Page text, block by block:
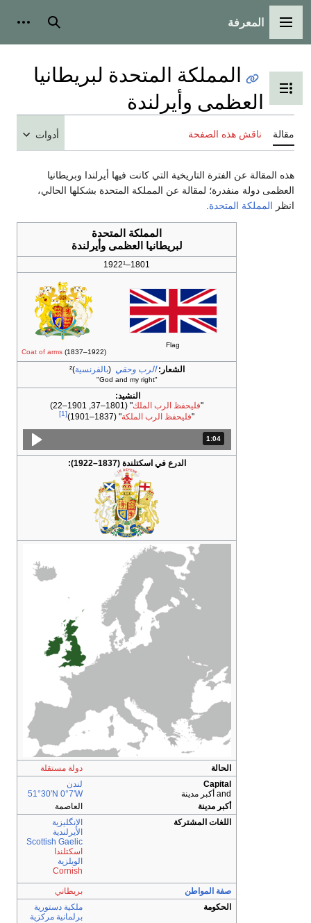
القائمة الرئيسية
المعرفة بحث
تبديل عرض جدول المحتويات
المملكة المتحدة لبريطانيا
العظمى وأيرلندة
مقالة ناقش هذه الصفحة أدوات
هذه المقالة عن الفترة التاريخية التي كانت فيها أيرلندا وبريطانيا
العظمى دولة منفدرة؛ لمقالة عن المملكة المتحدة بشكلها الحالي،
انظر المملكة المتحدة
المملكة المتحدة
لبريطانيا العظمى وأيرلندة
1801–1922¹
Flag
Coat of arms (1837–1922)
الشعار:الرب وحقي (بالفرنسية)²
"God and my right"
النشيد:
"فليحفظ الرب الملك" (1801–37, 1901–22)
"فليحفظ الرب الملكة" (1837–1901)
[1]
المدة: دقائق و 4 ثواني.
1:04
الدرع في اسكتلندة (1837–1922):
الحالة
دولة مستقلة
Capital
and أكبر مدينة
لندن
51°30′N 0°7′W
أكبر مدينة
العاصمة
اللغات المشتركة
الإنگليزية
الأيرلندية
Scottish Gaelic
اسكتلندا
الويلزية
Cornish
صفة المواطن
بريطاني
الحكومة
ملكية دستورية
برلمانية مركزية